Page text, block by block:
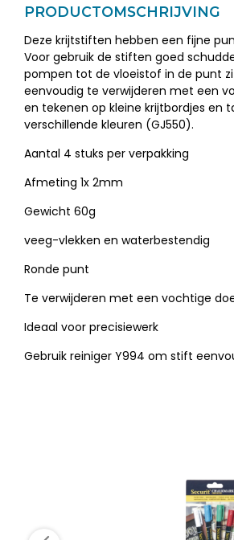
PRODUCTOMSCHRIJVING
Deze krijtstiften hebben een fijne
Voor gebruik de stiften goed
pompen tot de vloeistof in de punt
eenvoudig te verwijderen met een
en tekenen op kleine krijtbordjes en
verschillende kleuren (GJ550).
Aantal 4 stuks per verpakking
Afmeting 1x 2mm
Gewicht 60g
veeg-vlekken en waterbestendig
Ronde punt
Te verwijderen met een vochtige
Ideaal voor precisiewerk
Gebruik reiniger Y994 om stift